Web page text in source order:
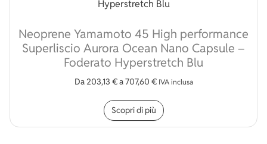
Neoprene Yamamoto 45 High performance
Superliscio Aurora Ocean Nano Capsule –
Foderato Hyperstretch Blu
Da203,13 €a707,60 € IVA inclusa
Scopri di più